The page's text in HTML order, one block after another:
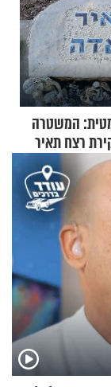
המשטרה
רצח תאיר